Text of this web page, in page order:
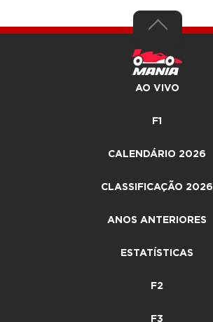
AO VIVO
F1
CALENDÁRIO 2026
CLASSIFICAÇÃO 2026
ANOS ANTERIORES
ESTATÍSTICAS
F2
F3